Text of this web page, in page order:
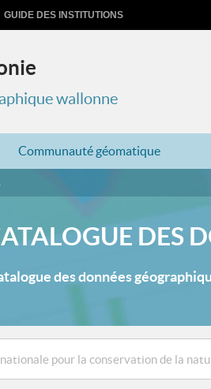
GUIDE DES INSTITUTIONS
wallonne
Communauté géomatique
DES
des données